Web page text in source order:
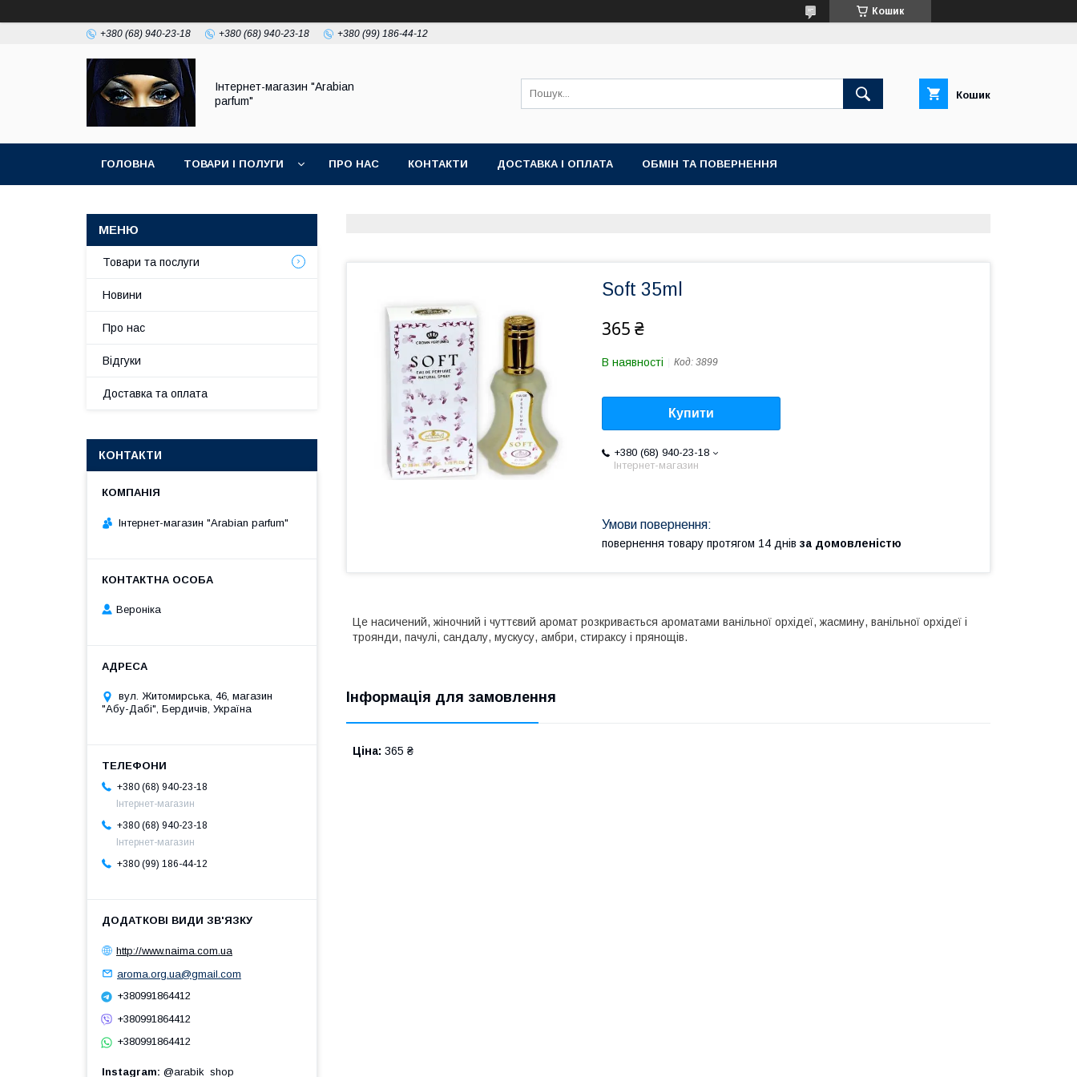
Кошик
+380 (68) 940-23-18 +380 (68) 940-23-18 +380 (99) 186-44-12
Інтернет-магазин "Arabian
parfum"
Кошик
ГОЛОВНА ТОВАРИ І ПОЛУГИ ПРО НАС КОНТАКТИ ДОСТАВКА І ОПЛАТА ОБМІН ТА ПОВЕРНЕННЯ
Soft 35ml
365 ₴
В наявності Код: 3899
Купити
+380 (68) 940-23-18
Інтернет-магазин
повернення товару протягом 14 днів за домовленістю
Це насичений, жіночний і чуттєвий аромат розкривається ароматами ванільної орхідеї, жасмину, ванільної орхідеї і
троянди, пачулі, сандалу, мускусу, амбри, стираксу і прянощів.
Інформація для замовлення
Ціна: 365 ₴
Товари та послуги
Новини
Про нас
Відгуки
Доставка та оплата
КОНТАКТИ
Інтернет-магазин "Arabian parfum"
Вероніка
вул. Житомирська, 46, магазин
"Абу-Дабі", Бердичів, Україна
+380 (68) 940-23-18
Інтернет-магазин
+380 (68) 940-23-18
Інтернет-магазин
+380 (99) 186-44-12
http://www.naima.com.ua
aroma.org.ua@gmail.com
+380991864412
+380991864412
+380991864412
Instagram @arabik_shop